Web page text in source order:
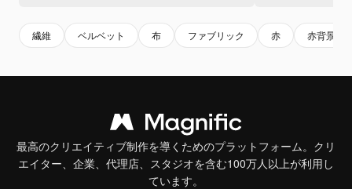
繊維 ベルベット 布 ファブリック 赤 赤背景
最高のクリエイティブ制作を導くためのプラットフォーム。クリ
エイター、企業、代理店、スタジオを含む100万人以上が利用し
ています。